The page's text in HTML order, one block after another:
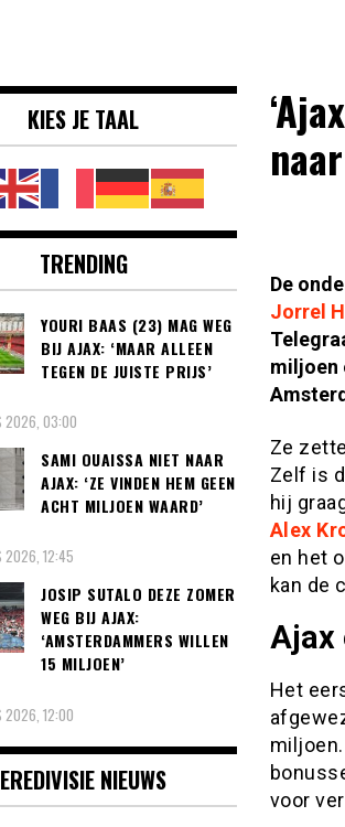
&
|
De
Jorrel
miljoen
Ze
Zelf is
hij
Alex
en het
kan de
Ajax
Het
voor
KIES JE TAAL
TRENDING
YOURI BAAS (23) MAG WEG
BIJ AJAX: ‘MAAR ALLEEN
TEGEN DE JUISTE PRIJS’
2026, 03:00
SAMI OUAISSA NIET NAAR
AJAX: ‘ZE VINDEN HEM GEEN
ACHT MILJOEN WAARD’
2026, 12:45
JOSIP SUTALO DEZE ZOMER
WEG BIJ AJAX:
‘AMSTERDAMMERS WILLEN
15 MILJOEN’
2026, 12:00
EREDIVISIE NIEUWS